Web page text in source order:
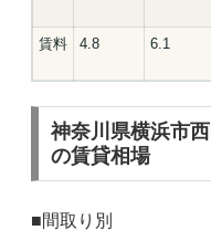
賃料 4.8 6.1
神奈川県横浜市
の賃貸相場
■間取り別